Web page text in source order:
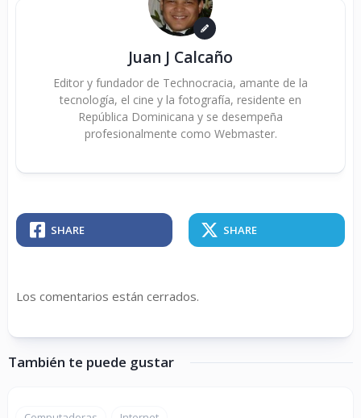
Juan J Calcaño
Editor y fundador de Technocracia, amante de la
tecnología, el cine y la fotografía, residente en
República Dominicana y se desempeña
profesionalmente como Webmaster.
SHARE SHARE
Los comentarios están cerrados.
También te puede gustar